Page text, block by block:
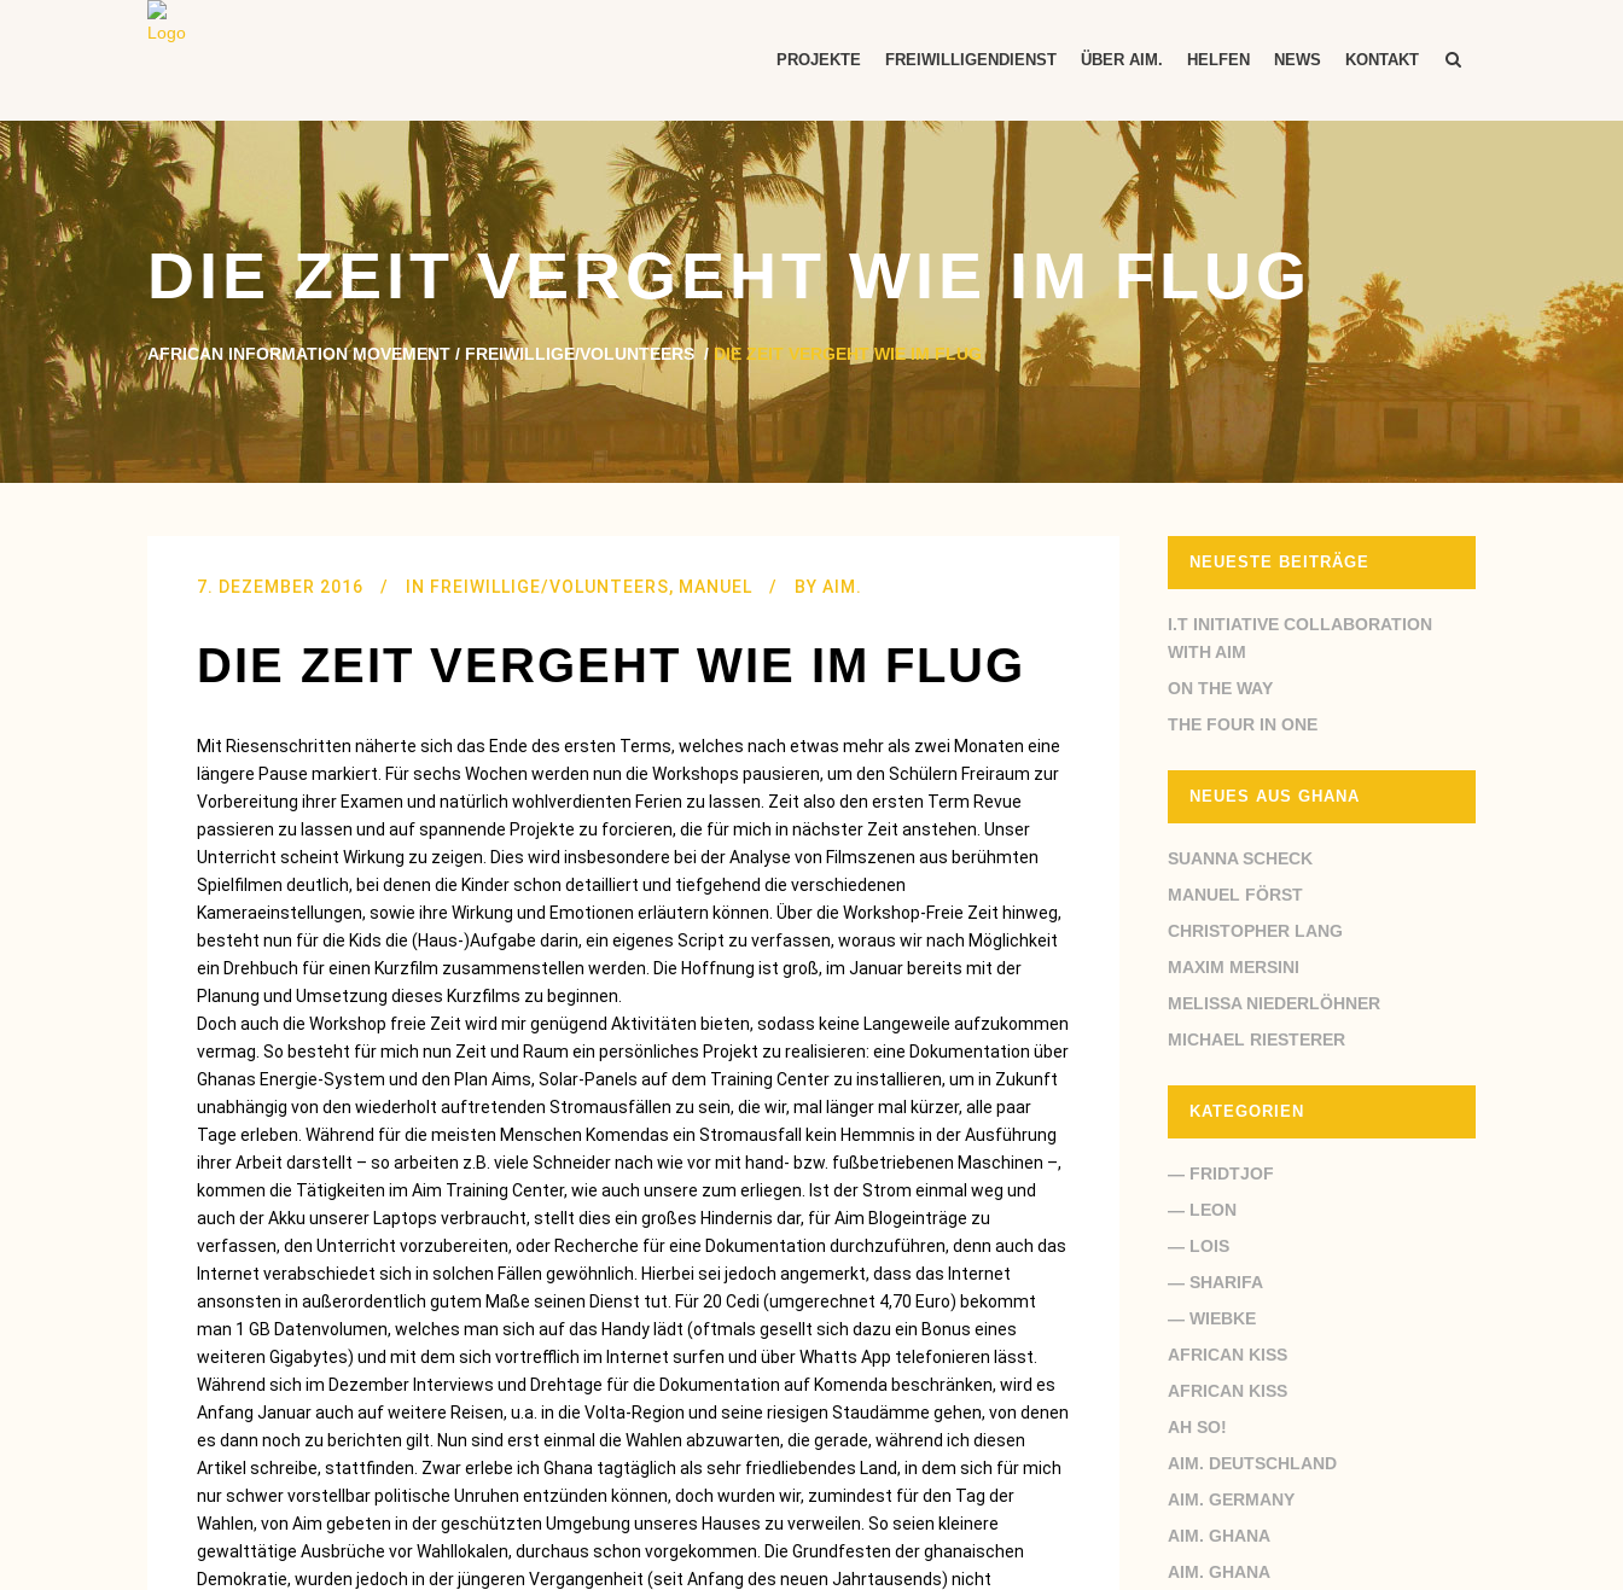
PROJEKTE FREIWILLIGENDIENST ÜBER AIM. HELFEN NEWS KONTAKT
DIE ZEIT VERGEHT WIE IM FLUG
AFRICAN INFORMATION MOVEMENT / FREIWILLIGE/VOLUNTEERS / DIE ZEIT VERGEHT WIE IM FLUG
7. DEZEMBER 2016 IN FREIWILLIGE/VOLUNTEERS, MANUEL BY AIM.
DIE ZEIT VERGEHT WIE IM FLUG
Mit Riesenschritten näherte sich das Ende des ersten Terms, welches nach etwas mehr als zwei Monaten eine
längere Pause markiert. Für sechs Wochen werden nun die Workshops pausieren, um den Schülern Freiraum zur
Vorbereitung ihrer Examen und natürlich wohlverdienten Ferien zu lassen. Zeit also den ersten Term Revue
passieren zu lassen und auf spannende Projekte zu forcieren, die für mich in nächster Zeit anstehen. Unser
Unterricht scheint Wirkung zu zeigen. Dies wird insbesondere bei der Analyse von Filmszenen aus berühmten
Spielfilmen deutlich, bei denen die Kinder schon detailliert und tiefgehend die verschiedenen
Kameraeinstellungen, sowie ihre Wirkung und Emotionen erläutern können. Über die Workshop-Freie Zeit hinweg,
besteht nun für die Kids die (Haus-)Aufgabe darin, ein eigenes Script zu verfassen, woraus wir nach Möglichkeit
ein Drehbuch für einen Kurzfilm zusammenstellen werden. Die Hoffnung ist groß, im Januar bereits mit der
Planung und Umsetzung dieses Kurzfilms zu beginnen.
Doch auch die Workshop freie Zeit wird mir genügend Aktivitäten bieten, sodass keine Langeweile aufzukommen
vermag. So besteht für mich nun Zeit und Raum ein persönliches Projekt zu realisieren: eine Dokumentation über
Ghanas Energie-System und den Plan Aims, Solar-Panels auf dem Training Center zu installieren, um in Zukunft
unabhängig von den wiederholt auftretenden Stromausfällen zu sein, die wir, mal länger mal kürzer, alle paar
Tage erleben. Während für die meisten Menschen Komendas ein Stromausfall kein Hemmnis in der Ausführung
ihrer Arbeit darstellt – so arbeiten z.B. viele Schneider nach wie vor mit hand- bzw. fußbetriebenen Maschinen –,
kommen die Tätigkeiten im Aim Training Center, wie auch unsere zum erliegen. Ist der Strom einmal weg und
auch der Akku unserer Laptops verbraucht, stellt dies ein großes Hindernis dar, für Aim Blogeinträge zu
verfassen, den Unterricht vorzubereiten, oder Recherche für eine Dokumentation durchzuführen, denn auch das
Internet verabschiedet sich in solchen Fällen gewöhnlich. Hierbei sei jedoch angemerkt, dass das Internet
ansonsten in außerordentlich gutem Maße seinen Dienst tut. Für 20 Cedi (umgerechnet 4,70 Euro) bekommt
man 1 GB Datenvolumen, welches man sich auf das Handy lädt (oftmals gesellt sich dazu ein Bonus eines
weiteren Gigabytes) und mit dem sich vortrefflich im Internet surfen und über Whatts App telefonieren lässt.
Während sich im Dezember Interviews und Drehtage für die Dokumentation auf Komenda beschränken, wird es
Anfang Januar auch auf weitere Reisen, u.a. in die Volta-Region und seine riesigen Staudämme gehen, von denen
es dann noch zu berichten gilt. Nun sind erst einmal die Wahlen abzuwarten, die gerade, während ich diesen
Artikel schreibe, stattfinden. Zwar erlebe ich Ghana tagtäglich als sehr friedliebendes Land, in dem sich für mich
nur schwer vorstellbar politische Unruhen entzünden können, doch wurden wir, zumindest für den Tag der
Wahlen, von Aim gebeten in der geschützten Umgebung unseres Hauses zu verweilen. So seien kleinere
gewalttätige Ausbrüche vor Wahllokalen, durchaus schon vorgekommen. Die Grundfesten der ghanaischen
Demokratie, wurden jedoch in der jüngeren Vergangenheit (seit Anfang des neuen Jahrtausends) nicht
NEUESTE BEITRÄGE
I.T INITIATIVE COLLABORATION
WITH AIM
ON THE WAY
THE FOUR IN ONE
NEUES AUS GHANA
SUANNA SCHECK
MANUEL FÖRST
CHRISTOPHER LANG
MAXIM MERSINI
MELISSA NIEDERLÖHNER
MICHAEL RIESTERER
KATEGORIEN
— FRIDTJOF
— LEON
— LOIS
— SHARIFA
— WIEBKE
AFRICAN KISS
AFRICAN KISS
AH SO!
AIM. DEUTSCHLAND
AIM. GERMANY
AIM. GHANA
AIM. GHANA